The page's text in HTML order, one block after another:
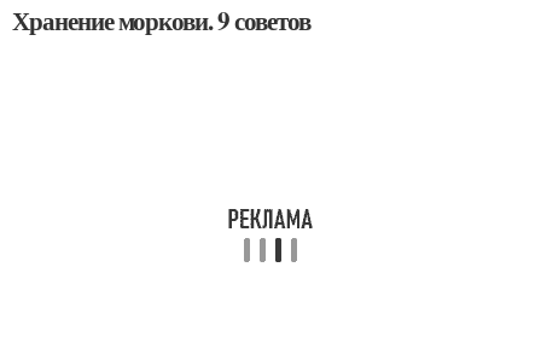
Хранение моркови. 9 советов